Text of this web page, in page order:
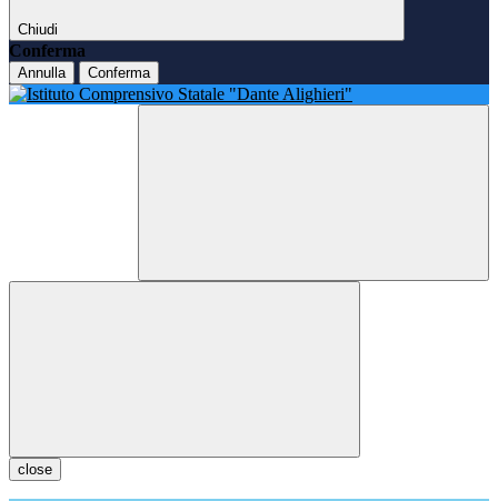
Chiudi
Conferma
Annulla Conferma
close